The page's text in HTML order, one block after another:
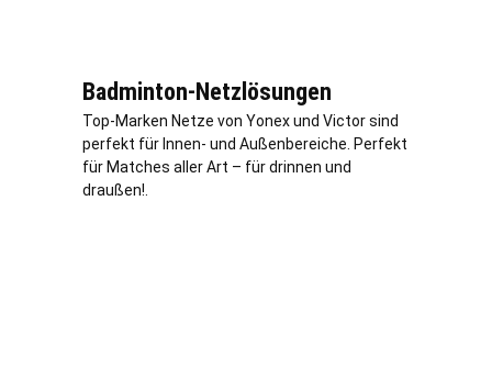
Badminton-Netzlösungen
Top-Marken Netze von Yonex und Victor sind
perfekt für Innen- und Außenbereiche. Perfekt
für Matches aller Art – für drinnen und
draußen!.